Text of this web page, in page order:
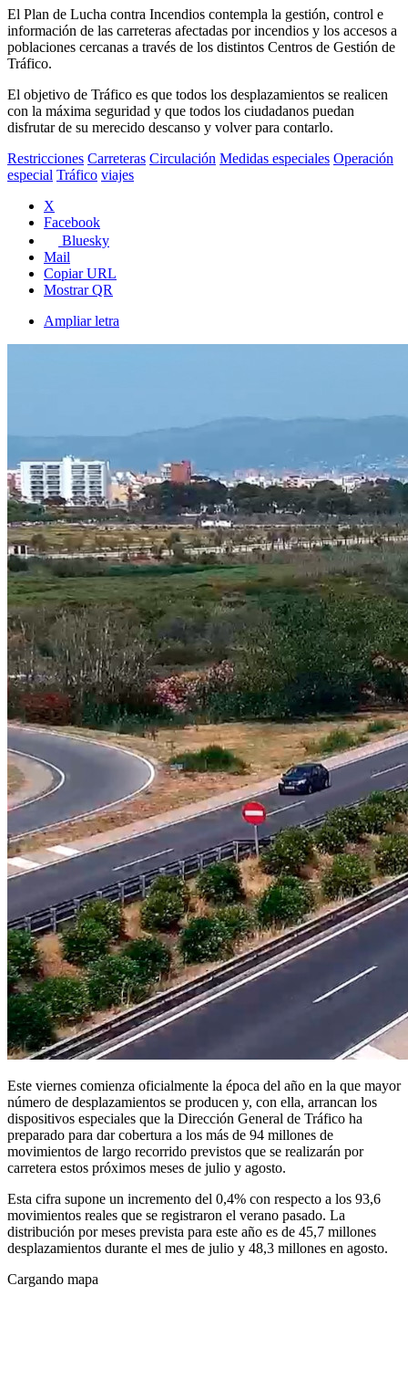
El Plan de Lucha contra Incendios contempla la gestión, control e
información de las carreteras afectadas por incendios y los accesos a
poblaciones cercanas a través de los distintos Centros de Gestión de
Tráfico.
El objetivo de Tráfico es que todos los desplazamientos se realicen
con la máxima seguridad y que todos los ciudadanos puedan
disfrutar de su merecido descanso y volver para contarlo.
Restricciones Carreteras Circulación Medidas especiales Operación
especial Tráfico viajes
X
Facebook
Bluesky
Mail
Copiar URL
Mostrar QR
Ampliar letra
Este viernes comienza oficialmente la época del año en la que mayor
número de desplazamientos se producen y, con ella, arrancan los
dispositivos especiales que la Dirección General de Tráfico ha
preparado para dar cobertura a los más de 94 millones de
movimientos de largo recorrido previstos que se realizarán por
carretera estos próximos meses de julio y agosto.
Esta cifra supone un incremento del 0,4% con respecto a los 93,6
movimientos reales que se registraron el verano pasado. La
distribución por meses prevista para este año es de 45,7 millones
desplazamientos durante el mes de julio y 48,3 millones en agosto.
Cargando mapa